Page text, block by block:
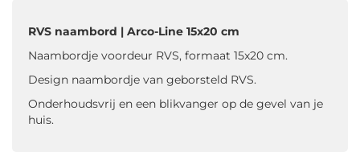
RVS naambord | Arco-Line 15x20 cm
Naambordje voordeur RVS, formaat 15x20 cm.
Design naambordje van geborsteld RVS.
Onderhoudsvrij en een blikvanger op de gevel van je
huis.